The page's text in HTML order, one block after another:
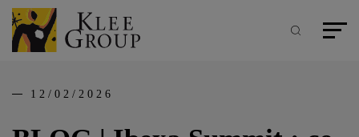
Aller
au
contenu
principal
Recherche
Menu
12/02/2026